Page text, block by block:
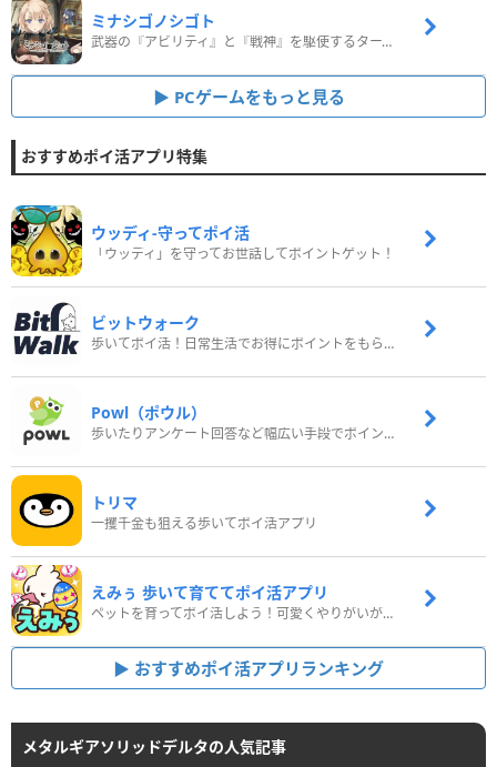
ミナシゴノシゴト
武器の『アビリティ』と『戦神』を駆使するターン制コマンドバトルRPG！
PCゲームをもっと見る
おすすめポイ活アプリ特集
ウッディ‐守ってポイ活
「ウッディ」を守ってお世話してポイントゲット！
ビットウォーク
歩いてポイ活！日常生活でお得にポイントをもらおう
Powl（ポウル）
歩いたりアンケート回答など幅広い手段でポイントをゲット
トリマ
一攫千金も狙える歩いてポイ活アプリ
えみぅ 歩いて育ててポイ活アプリ
ペットを育ってポイ活しよう！可愛くやりがいがある新感覚アプリ
おすすめポイ活アプリランキング
メタルギアソリッドデルタの人気記事